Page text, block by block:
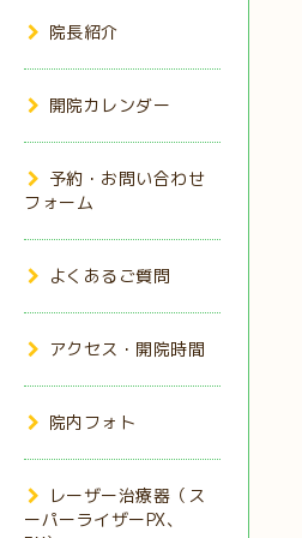
院長紹介
開院カレンダー
予約・お問い合わせ
フォーム
よくあるご質問
アクセス・開院時間
院内フォト
レーザー治療器（ス
ーパーライザーPX、